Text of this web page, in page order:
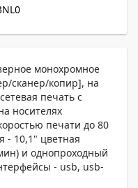
монохромное
сканер/копир], на
печать с
носителях
печати до 80
- 10,1" цветная
и однопроходный
- usb, usb-